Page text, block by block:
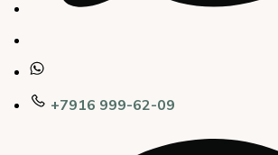
+7916 999-62-09